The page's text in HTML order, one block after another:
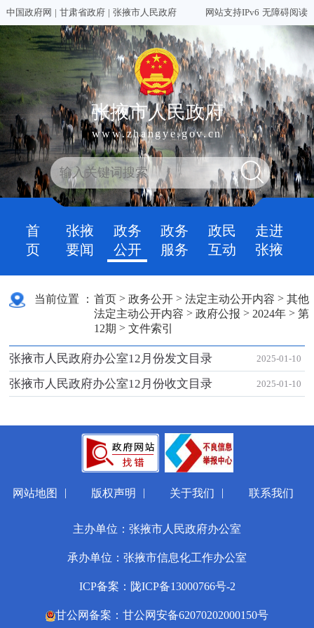
中国政府网 | 甘肃省政府 | 张掖市人民政府 网站支持IPv6 无障碍阅读
张掖市人民政府
www.zhangye.gov.cn
首
页
张掖
要闻
政务
公开
政务
服务
政民
互动
走进
张掖
当前位置 ： 首页 >政务公开 >法定主动公开内容 >其他
法定主动公开内容 >政府公报 > 2024年 >第
12期 >文件索引
张掖市人民政府办公室12月份发文目录 2025-01-10
张掖市人民政府办公室12月份收文目录 2025-01-10
网站地图 | 版权声明 | 关于我们 | 联系我们
主办单位：张掖市人民政府办公室
承办单位：张掖市信息化工作办公室
ICP备案：陇ICP备13000766号-2
甘公网备案：甘公网安备62070202000150号